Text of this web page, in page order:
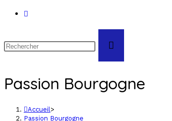
Passion Bourgogne
Accueil >
Passion Bourgogne